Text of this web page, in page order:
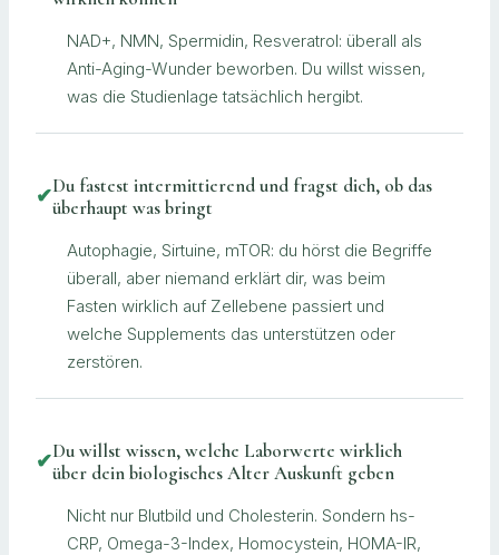
NAD+, NMN, Spermidin, Resveratrol: überall als
Anti-Aging-Wunder beworben. Du willst wissen,
was die Studienlage tatsächlich hergibt.
✔Du fastest intermittierend und fragst dich, ob das
überhaupt was bringt
Autophagie, Sirtuine, mTOR: du hörst die Begriffe
überall, aber niemand erklärt dir, was beim
Fasten wirklich auf Zellebene passiert und
welche Supplements das unterstützen oder
zerstören.
✔Du willst wissen, welche Laborwerte wirklich
über dein biologisches Alter Auskunft geben
Nicht nur Blutbild und Cholesterin. Sondern hs-
CRP, Omega-3-Index, Homocystein, HOMA-IR,